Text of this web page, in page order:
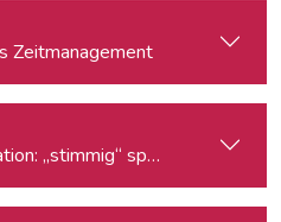
Zeitmanagement
„stimmig“ sprechen